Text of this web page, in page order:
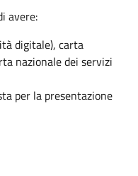
avere:
digitale), carta
nazionale dei servizi
per la presentazione